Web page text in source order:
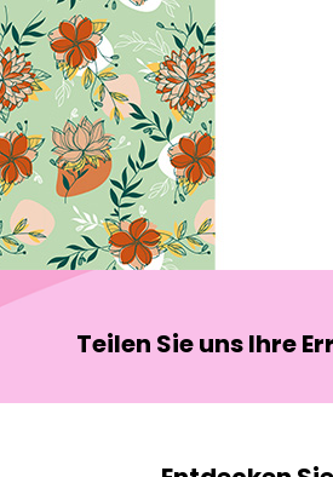
Teilen Sie uns Ihre